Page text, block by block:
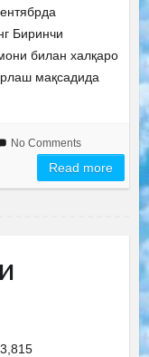
Биринчи
билан халқаро
мақсадида
No Comments
Read more